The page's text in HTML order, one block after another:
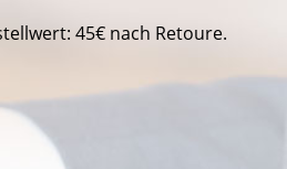
45€ nach Retoure.